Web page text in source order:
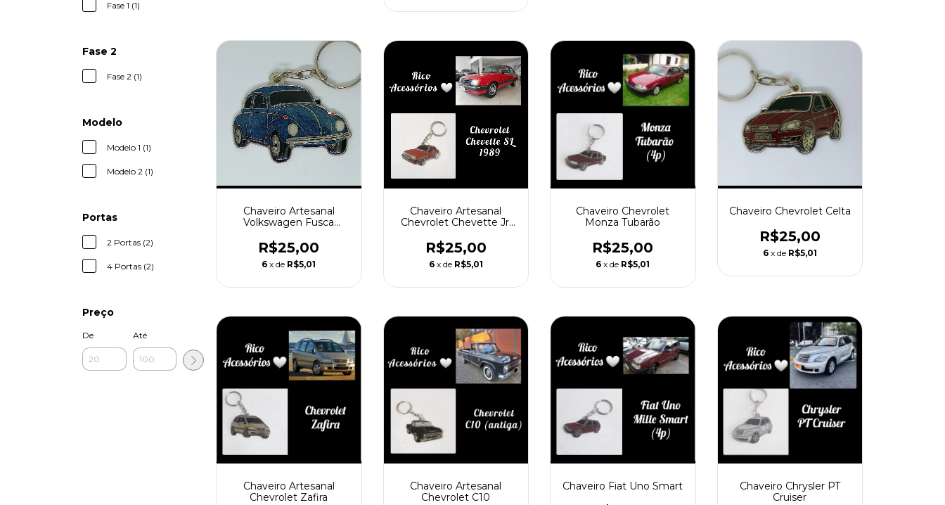
Fase 1 (1)
Fase 2
Fase 2 (1)
Modelo
Modelo 1 (1)
Modelo 2 (1)
Portas
2 Portas (2)
4 Portas (2)
Preço
De Até
Chaveiro Artesanal
Volkswagen Fusca
R$25,00
6 x de R$5,01
Chaveiro Artesanal
Chevrolet Chevette Jr.
R$25,00
6 x de R$5,01
Chaveiro Chevrolet
Monza Tubarão
R$25,00
6 x de R$5,01
Chaveiro Chevrolet Celta
R$25,00
6 x de R$5,01
Chaveiro Artesanal
Chevrolet Zafira
Chaveiro Artesanal
Chevrolet C10
Chaveiro Fiat Uno Smart
Chaveiro Chrysler PT
Cruiser